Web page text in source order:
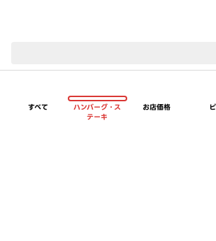
すべて
ハンバーグ・ス
テーキ
お店価格